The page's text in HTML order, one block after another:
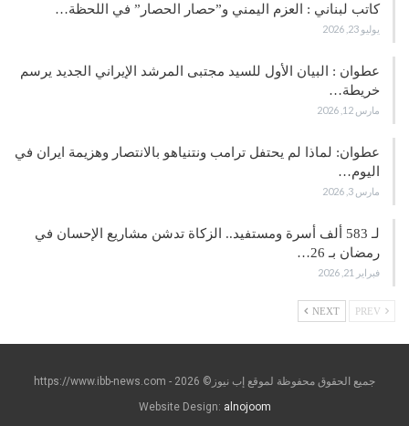
كاتب لبناني : العزم اليمني و”حصار الحصار” في اللحظة…
يوليو 23, 2026
عطوان : البيان الأول للسيد مجتبى المرشد الإيراني الجديد يرسم
خريطة…
مارس 12, 2026
عطوان: لماذا لم يحتفل ترامب ونتنياهو بالانتصار وهزيمة ايران في
اليوم…
مارس 3, 2026
لـ 583 ألف أسرة ومستفيد.. الزكاة تدشن مشاريع الإحسان في
رمضان بـ 26…
فبراير 21, 2026
NEXT
جميع الحقوق محفوظة لموقع إب نيوز© https://www.ibb-news.com - 2026
Website Design: alnojoom